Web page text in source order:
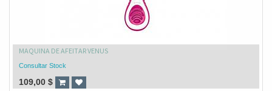
MAQUINA DE AFEITAR VENUS
Consultar Stock
109,00 $